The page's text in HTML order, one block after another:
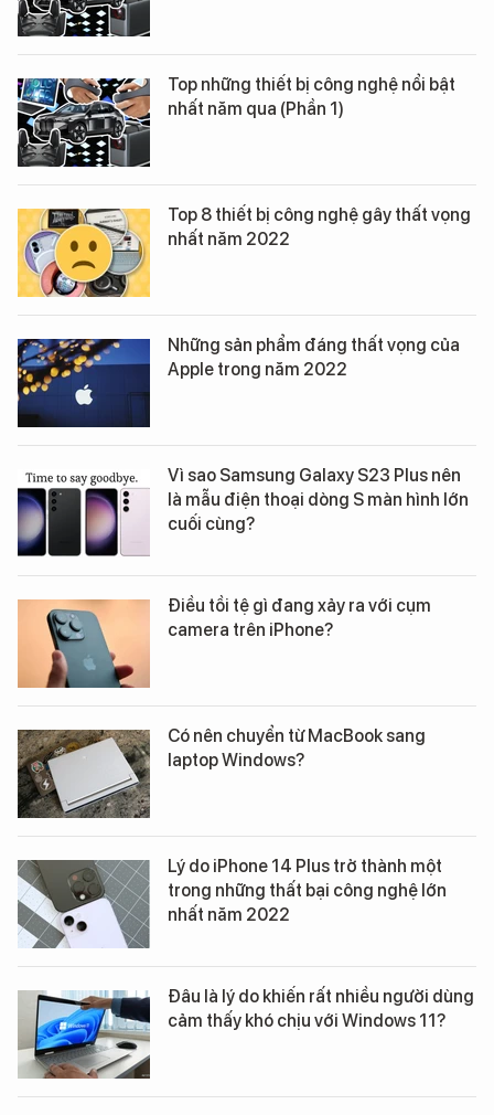
Top những thiết bị công nghệ nổi bật
nhất năm qua (Phần 1)
Top 8 thiết bị công nghệ gây thất vọng
nhất năm 2022
Những sản phẩm đáng thất vọng của
Apple trong năm 2022
Vì sao Samsung Galaxy S23 Plus nên
là mẫu điện thoại dòng S màn hình lớn
cuối cùng?
Điều tồi tệ gì đang xảy ra với cụm
camera trên iPhone?
Có nên chuyển từ MacBook sang
laptop Windows?
Lý do iPhone 14 Plus trở thành một
trong những thất bại công nghệ lớn
nhất năm 2022
Đâu là lý do khiến rất nhiều người dùng
cảm thấy khó chịu với Windows 11?